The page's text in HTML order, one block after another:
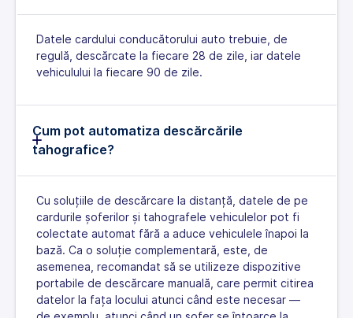
Datele cardului conducătorului auto trebuie, de
regulă, descărcate la fiecare 28 de zile, iar datele
vehiculului la fiecare 90 de zile.
Cum pot automatiza descărcările
tahografice?
Cu soluțiile de descărcare la distanță, datele de pe
cardurile șoferilor și tahografele vehiculelor pot fi
colectate automat fără a aduce vehiculele înapoi la
bază. Ca o soluție complementară, este, de
asemenea, recomandat să se utilizeze dispozitive
portabile de descărcare manuală, care permit citirea
datelor la fața locului atunci când este necesar —